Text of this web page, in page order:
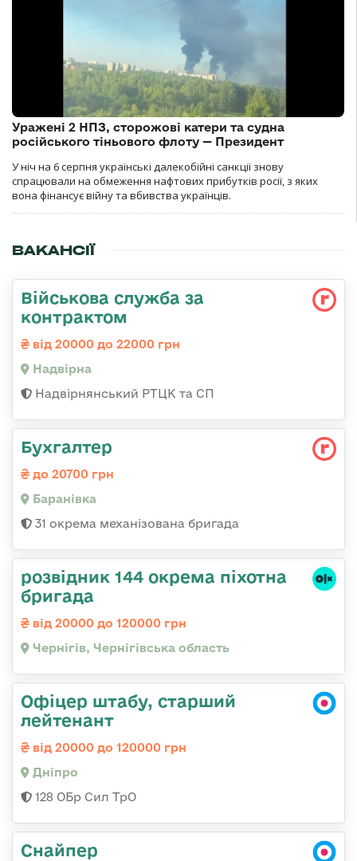
Уражені 2 НПЗ, сторожові катери та судна
російського тіньового флоту — Президент
У ніч на 6 серпня українські далекобійні санкції знову
спрацювали на обмеження нафтових прибутків росії, з яких
вона фінансує війну та вбивства українців.
ВАКАНСІЇ
Військова служба за
контрактом
від 20000 до 22000 грн
Надвірна
Надвірнянський РТЦК та СП
Бухгалтер
до 20700 грн
Баранівка
31 окрема механізована бригада
розвідник 144 окрема піхотна
бригада
від 20000 до 120000 грн
Чернігів, Чернігівська область
Офіцер штабу, старший
лейтенант
від 20000 до 120000 грн
Дніпро
128 ОБр Сил ТрО
Снайпер